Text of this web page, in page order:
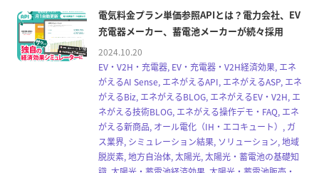
電気料金プラン単価参照APIとは？電力会社、EV
充電器メーカー、蓄電池メーカーが続々採用
2024.10.20
EV・V2H・充電器, EV・充電器・V2H経済効果, エネ
がえるAI Sense, エネがえるAPI, エネがえるASP, エネ
がえるBiz, エネがえるBLOG, エネがえるEV・V2H, エ
ネがえる技術BLOG, エネがえる操作デモ・FAQ, エネ
がえる新商品, オール電化（IH・エコキュート）, ガ
ス業界, シミュレーション結果, ソリューション, 地域
脱炭素, 地方自治体, 太陽光, 太陽光・蓄電池の基礎知